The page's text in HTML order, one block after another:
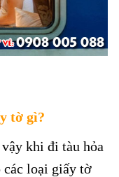
tờ gì?
khi đi tàu hỏa
các loại giấy tờ